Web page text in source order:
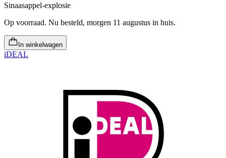
Sinaasappel-explosie
Op voorraad. Nu besteld, morgen 11 augustus in huis.
In winkelwagen
iDEAL